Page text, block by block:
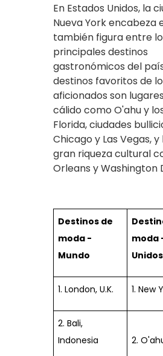
En Estados Unidos, la
Nueva York encabeza
también figura entre
principales destinos
gastronómicos del
destinos favoritos de
aficionados son
cálido como O'ahu y
Florida, ciudades
Chicago y Las Vegas,
gran riqueza cultural
Orleans y Washington
Destinos de
moda -
Mundo
moda
Unidos
1. London, U.K. 1. New
2. Bali,
Indonesia
2.